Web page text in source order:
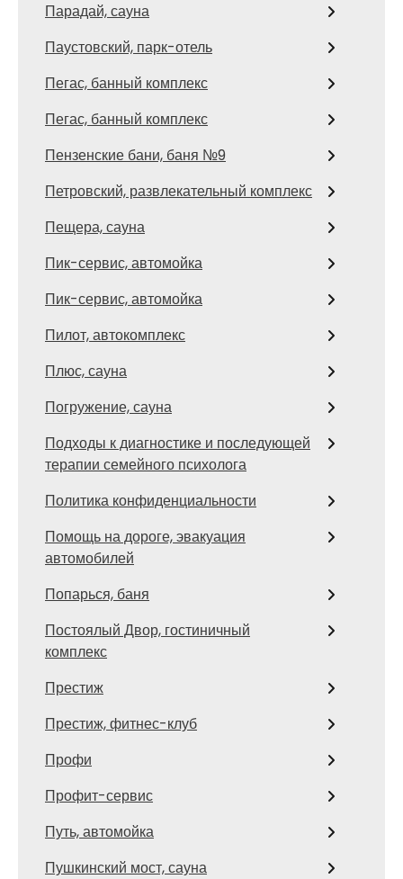
Парадай, сауна
Паустовский, парк-отель
Пегас, банный комплекс
Пегас, банный комплекс
Пензенские бани, баня №9
Петровский, развлекательный комплекс
Пещера, сауна
Пик-сервис, автомойка
Пик-сервис, автомойка
Пилот, автокомплекс
Плюс, сауна
Погружение, сауна
Подходы к диагностике и последующей
терапии семейного психолога
Политика конфиденциальности
Помощь на дороге, эвакуация
автомобилей
Попарься, баня
Постоялый Двор, гостиничный
комплекс
Престиж
Престиж, фитнес-клуб
Профи
Профит-сервис
Путь, автомойка
Пушкинский мост, сауна